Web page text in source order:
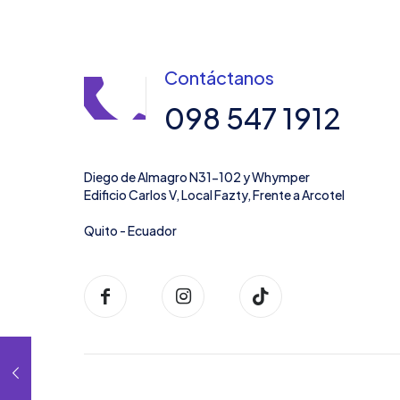
Contáctanos
098 547 1912
Diego de Almagro N31-102 y Whymper
Edificio Carlos V, Local Fazty, Frente a Arcotel
Quito - Ecuador